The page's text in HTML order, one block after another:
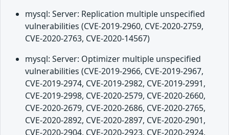
mysql: Server: Replication multiple unspecified
vulnerabilities (CVE-2019-2960, CVE-2020-2759,
CVE-2020-2763, CVE-2020-14567)
mysql: Server: Optimizer multiple unspecified
vulnerabilities (CVE-2019-2966, CVE-2019-2967,
CVE-2019-2974, CVE-2019-2982, CVE-2019-2991,
CVE-2019-2998, CVE-2020-2579, CVE-2020-2660,
CVE-2020-2679, CVE-2020-2686, CVE-2020-2765,
CVE-2020-2892, CVE-2020-2897, CVE-2020-2901,
CVE-2020-2904, CVE-2020-2923, CVE-2020-2924,